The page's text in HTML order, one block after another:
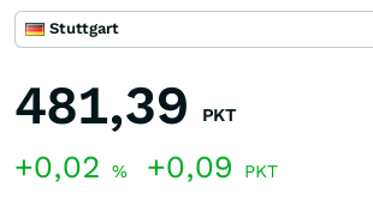
Stuttgart
481,39 PKT
+0,02 % +0,09 PKT